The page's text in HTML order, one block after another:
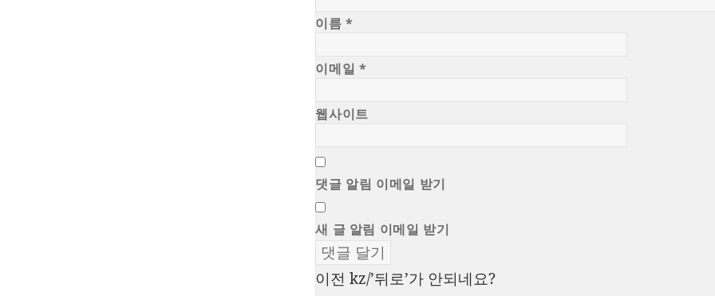
이름*
이메일 *
웹사이트
댓글 알림 이메일 받기
새 글 알림 이메일 받기
글
이전 이
kz/’뒤로’가 안되네요?